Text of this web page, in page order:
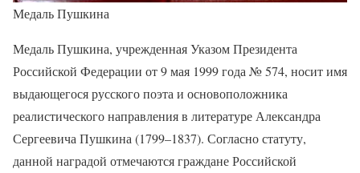
Медаль Пушкина
Медаль Пушкина, учрежденная Указом Президента
Российской Федерации от 9 мая 1999 года № 574, носит имя
выдающегося русского поэта и основоположника
реалистического направления в литературе Александра
Сергеевича Пушкина (1799–1837). Согласно статуту,
данной наградой отмечаются граждане Российской